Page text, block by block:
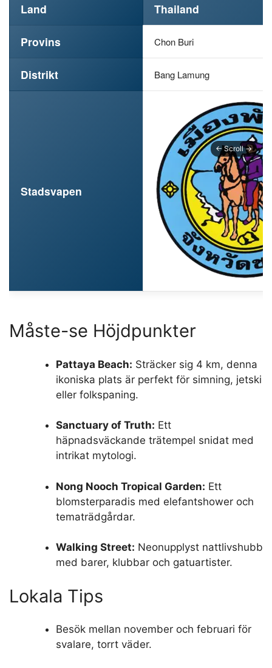
Land Thailand
Provins Chon Buri
Distrikt Bang Lamung
Stadsvapen
Måste-se Höjdpunkter
Pattaya Beach: Sträcker sig 4 km, denna
ikoniska plats är perfekt för simning, jetski
eller folkspaning.
Sanctuary of Truth: Ett
häpnadsväckande trätempel snidat med
intrikat mytologi.
Nong Nooch Tropical Garden: Ett
blomsterparadis med elefantshower och
tematrädgårdar.
Walking Street: Neonupplyst nattlivshubb
med barer, klubbar och gatuartister.
Lokala Tips
Besök mellan november och februari för
svalare, torrt väder.